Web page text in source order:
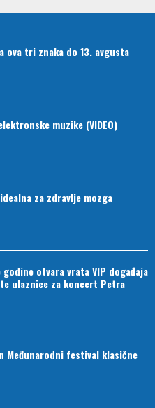
ova tri znaka do 13. avgusta
muzike (VIDEO)
za zdravlje mozga
otvara vrata VIP događaja
ulaznice za koncert Petra
Međunarodni festival klasične